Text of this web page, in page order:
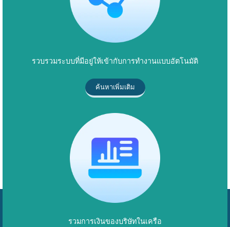
รวบรวมระบบที่มีอยู่ให้เข้ากับการทำงานแบบอัตโนมัติ
ค้นหาเพิ่มเติม
รวมการเงินของบริษัทในเครือ